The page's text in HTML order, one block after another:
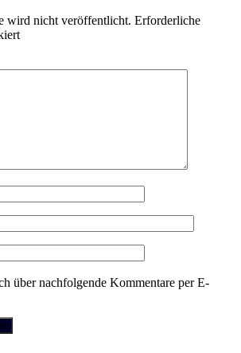
wird nicht veröffentlicht. Erforderliche
über nachfolgende Kommentare per E-